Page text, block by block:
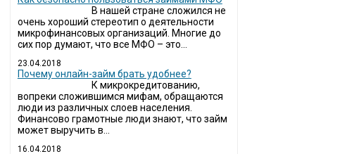
В нашей стране сложился не
очень хороший стереотип о деятельности
микрофинансовых организаций. Многие до
сих пор думают, что все МФО – это...
23.04.2018
Почему онлайн-займ брать удобнее?
К микрокредитованию,
вопреки сложившимся мифам, обращаются
люди из различных слоев населения.
Финансово грамотные люди знают, что займ
может выручить в...
16.04.2018